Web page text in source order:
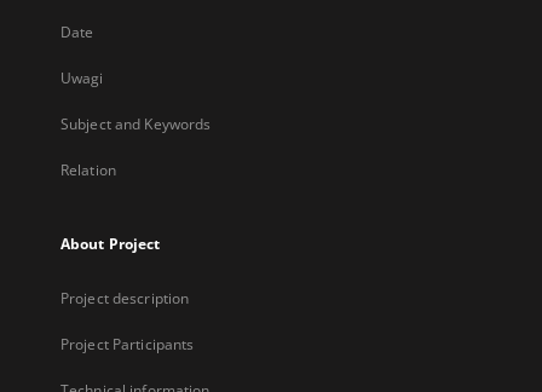
Date
Uwagi
Subject and Keywords
Relation
About Project
Project description
Project Participants